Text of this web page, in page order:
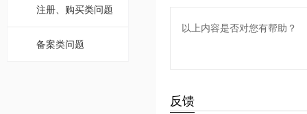
注册、购买类问题
备案类问题
以上内容是否对您有帮助？
反馈